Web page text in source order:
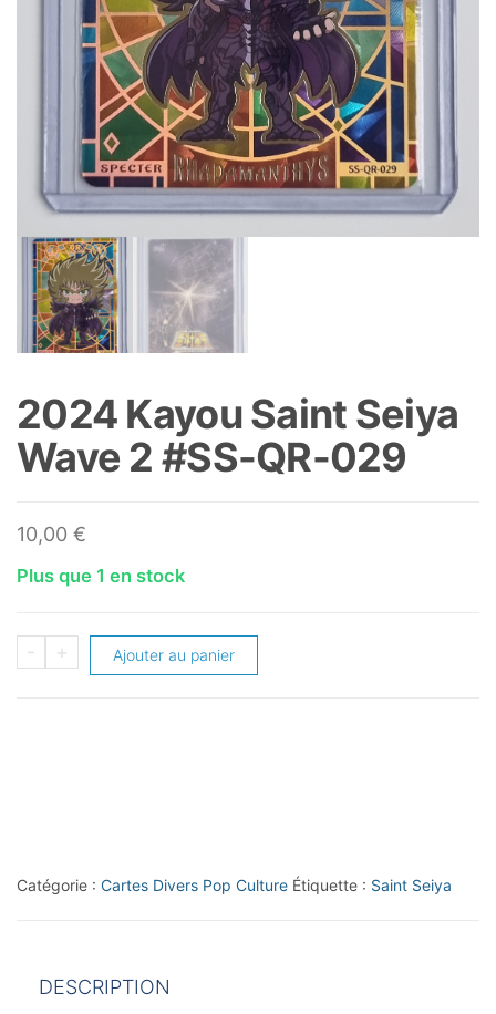
2024 Kayou Saint Seiya
Wave 2 #SS-QR-029
10,00 €
Plus que 1 en stock
-
quantité
#SS-
+ Ajouter au panier
Catégorie : Cartes Divers Pop Culture Étiquette : Saint Seiya
DESCRIPTION